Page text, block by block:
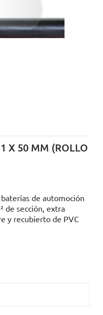
X 50 MM (ROLLO
de automoción
de sección, extra
y recubierto de PVC